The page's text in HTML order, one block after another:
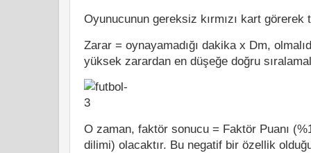
Oyunucunun gereksiz kırmızı kart görerek
Zarar = oynayamadığı dakika x Dm,
yüksek zarardan en düşeğe doğru
O zaman, faktör sonucu = Faktör Puanı
dilimi) olacaktır. Bu negatif bir özellik